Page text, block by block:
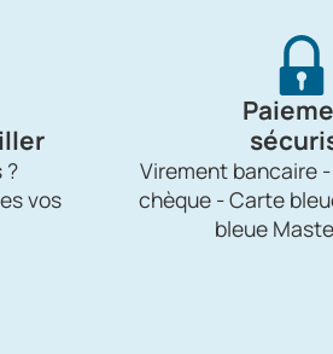
?
vos
Virement bancaire
chèque - Carte
bleue